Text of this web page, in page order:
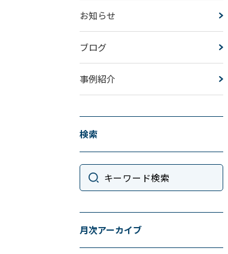
お知らせ
ブログ
事例紹介
検索
月次アーカイブ